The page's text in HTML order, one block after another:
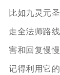
比如九灵元
走全法师路
害和回复慢
记得利用它